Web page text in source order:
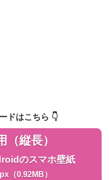
ドはこちら 👇️
（縦長）
のスマホ壁紙
（0.92MB）